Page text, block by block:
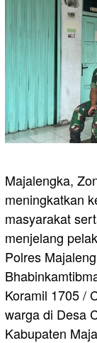
Majalengka,
meningkatkan
masyarakat
menjelang
Polres
Koramil 1705 /
warga di Desa
Kabupaten